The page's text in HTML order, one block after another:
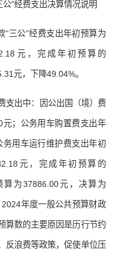
公”经费支出决算情况说明
三公”经费支出年初预算为
元，完成年初预算的
元，下降49.04%。
支出中：因公出国（境）费
；公务用车购置费支出年
用车运行维护费支出年初
元，完成年初预算的
为37886.00元，决算为
年度一般公共预算财政
算数的主要原因是历行节约
反浪费等政策，促使单位压